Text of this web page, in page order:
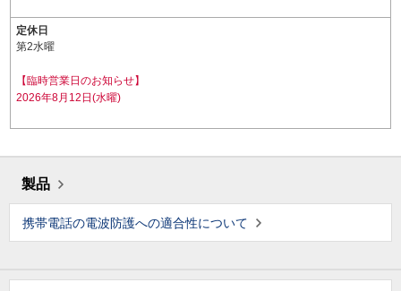
定休日
第2水曜
【臨時営業日のお知らせ】
2026年8月12日(水曜)
製品
携帯電話の電波防護への適合性について